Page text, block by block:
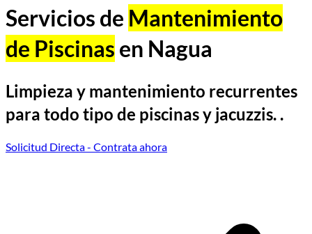
Servicios de Mantenimiento
de Piscinas en Nagua
Limpieza y mantenimiento recurrentes
para todo tipo de piscinas y jacuzzis. .
Solicitud Directa- Contrata ahora